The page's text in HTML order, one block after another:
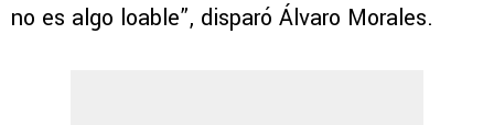
no es algo loable”, disparó Álvaro Morales.